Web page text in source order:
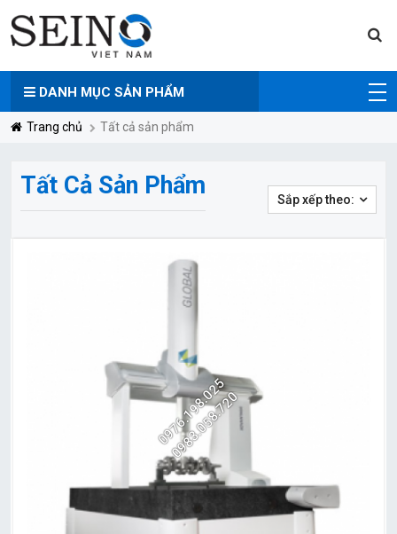
DANH MỤC SẢN PHẨM
Trang chủ Tất cả sản phẩm
Tất Cả Sản Phẩm Sắp xếp theo:
0976.198.025
0983.058.720